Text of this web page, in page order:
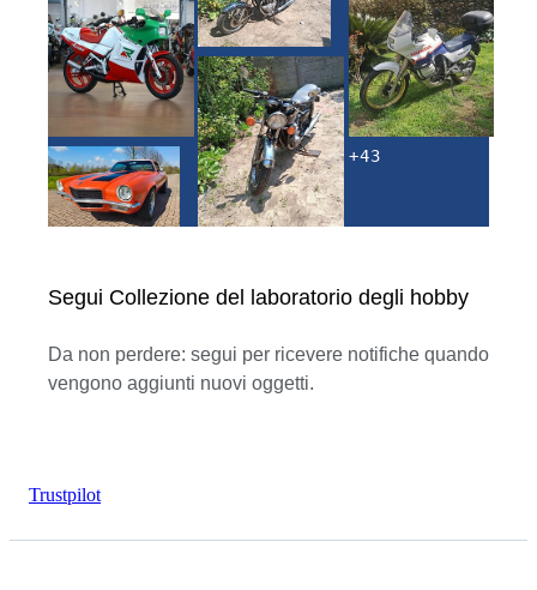
Segui Collezione del laboratorio degli hobby
Da non perdere: segui per ricevere notifiche quando
vengono aggiunti nuovi oggetti.
+43
Trustpilot